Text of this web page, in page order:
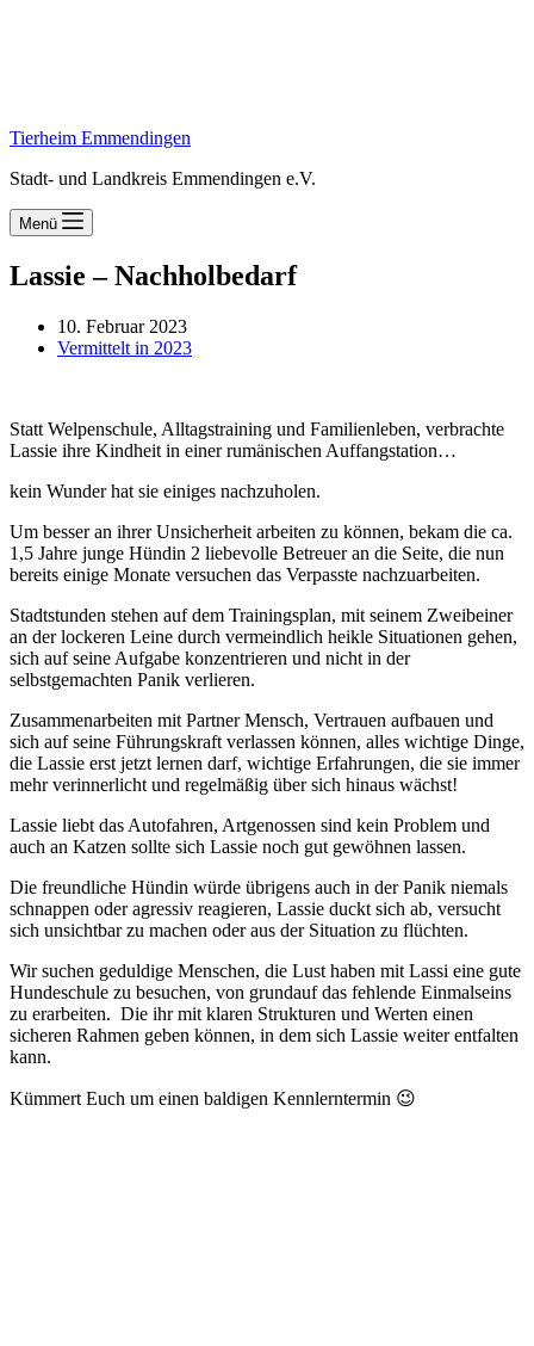
Tierheim Emmendingen
Stadt- und Landkreis Emmendingen e.V.
Menü
Lassie – Nachholbedarf
10. Februar 2023
Vermittelt in 2023
Statt Welpenschule, Alltagstraining und Familienleben, verbrachte
Lassie ihre Kindheit in einer rumänischen Auffangstation…
kein Wunder hat sie einiges nachzuholen.
Um besser an ihrer Unsicherheit arbeiten zu können, bekam die ca.
1,5 Jahre junge Hündin 2 liebevolle Betreuer an die Seite, die nun
bereits einige Monate versuchen das Verpasste nachzuarbeiten.
Stadtstunden stehen auf dem Trainingsplan, mit seinem Zweibeiner
an der lockeren Leine durch vermeindlich heikle Situationen gehen,
sich auf seine Aufgabe konzentrieren und nicht in der
selbstgemachten Panik verlieren.
Zusammenarbeiten mit Partner Mensch, Vertrauen aufbauen und
sich auf seine Führungskraft verlassen können, alles wichtige Dinge,
die Lassie erst jetzt lernen darf, wichtige Erfahrungen, die sie immer
mehr verinnerlicht und regelmäßig über sich hinaus wächst!
Lassie liebt das Autofahren, Artgenossen sind kein Problem und
auch an Katzen sollte sich Lassie noch gut gewöhnen lassen.
Die freundliche Hündin würde übrigens auch in der Panik niemals
schnappen oder agressiv reagieren, Lassie duckt sich ab, versucht
sich unsichtbar zu machen oder aus der Situation zu flüchten.
Wir suchen geduldige Menschen, die Lust haben mit Lassi eine gute
Hundeschule zu besuchen, von grundauf das fehlende Einmalseins
zu erarbeiten. Die ihr mit klaren Strukturen und Werten einen
sicheren Rahmen geben können, in dem sich Lassie weiter entfalten
kann.
Kümmert Euch um einen baldigen Kennlerntermin 😉